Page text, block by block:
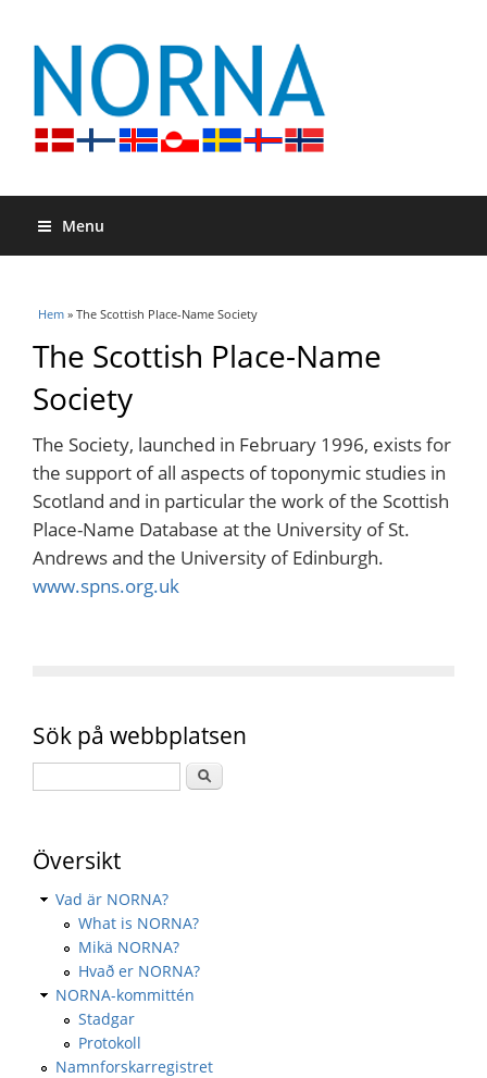
Menu
Du är här
Hem » The Scottish Place-Name Society
The Scottish Place-Name
Society
The Society, launched in February 1996, exists for
the support of all aspects of toponymic studies in
Scotland and in particular the work of the Scottish
Place-Name Database at the University of St.
Andrews and the University of Edinburgh.
www.spns.org.uk
Sök på webbplatsen
Översikt
Vad är NORNA?
What is NORNA?
Mikä NORNA?
Hvað er NORNA?
NORNA-kommittén
Stadgar
Protokoll
Namnforskarregistret